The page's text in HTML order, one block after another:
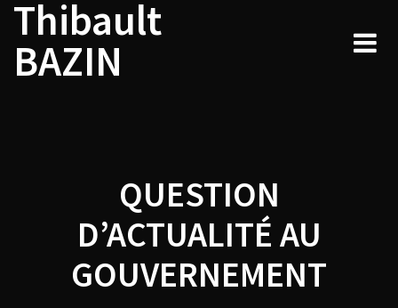
Skip
content
Thibault
BAZIN
QUESTION
D’ACTUALITÉ AU
GOUVERNEMENT
Navigation
de